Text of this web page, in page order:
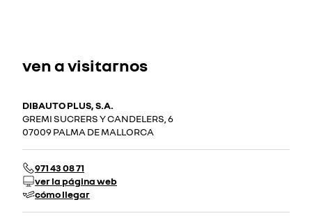
ven a visitarnos
DIBAUTO PLUS, S.A.
GREMI SUCRERS Y CANDELERS, 6
07009 PALMA DE MALLORCA
971 43 08 71
ver la página web
cómo llegar